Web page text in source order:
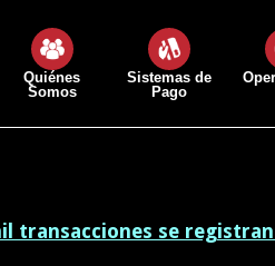
Quiénes
Somos
Sistemas de
Pago
transacciones se